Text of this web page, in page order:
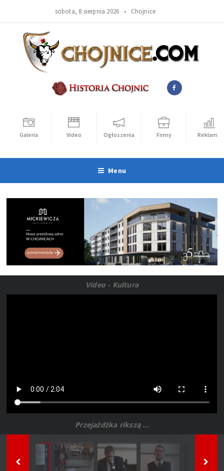
sobota, 8 sierpnia 2026 • Chojnice
Galeria Video Ogłoszenia Firmy Reklama
Menu
Video - Kultura
Przejażdżka rikszą ...